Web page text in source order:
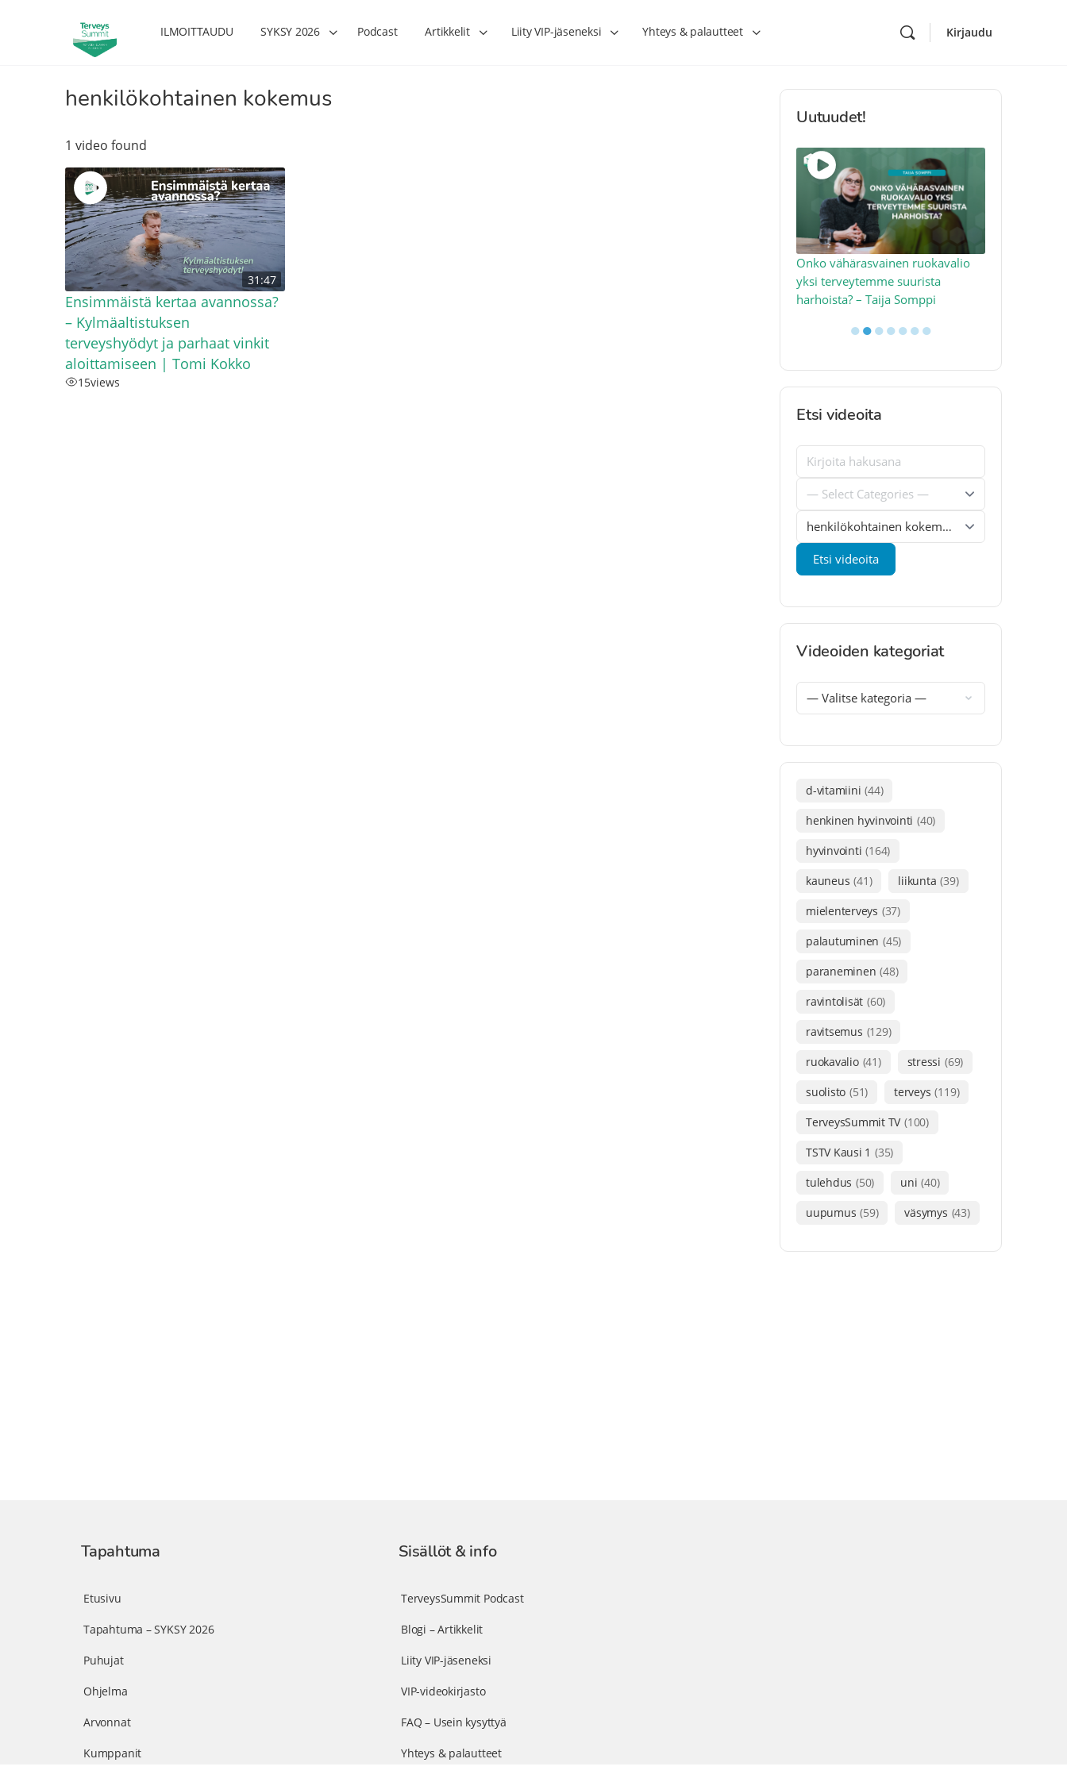
ILMOITTAUDU SYKSY 2026 Podcast Artikkelit Liity VIP-jäseneksi Yhteys & palautteet Kirjaudu
henkilökohtainen kokemus
1 video found
31:47
Ensimmäistä kertaa avannossa?
– Kylmäaltistuksen
terveyshyödyt ja parhaat vinkit
aloittamiseen | Tomi Kokko
15views
Uutuudet!
Onko vähärasvainen ruokavalio
yksi terveytemme suurista
harhoista? – Taija Somppi
●●●●●●●
Etsi videoita
Videoiden kategoriat
d-vitamiini (44)
henkinen hyvinvointi (40)
hyvinvointi (164)
kauneus (41) liikunta (39)
mielenterveys (37)
palautuminen (45)
paraneminen (48)
ravintolisät (60)
ravitsemus (129)
ruokavalio (41) stressi (69)
suolisto (51) terveys (119)
TerveysSummit TV (100)
TSTV Kausi 1 (35)
tulehdus (50) uni (40)
uupumus (59) väsymys (43)
Tapahtuma
Etusivu
Tapahtuma – SYKSY 2026
Puhujat
Ohjelma
Arvonnat
Kumppanit
Sisällöt & info
TerveysSummit Podcast
Blogi – Artikkelit
Liity VIP-jäseneksi
VIP-videokirjasto
FAQ – Usein kysyttyä
Yhteys & palautteet